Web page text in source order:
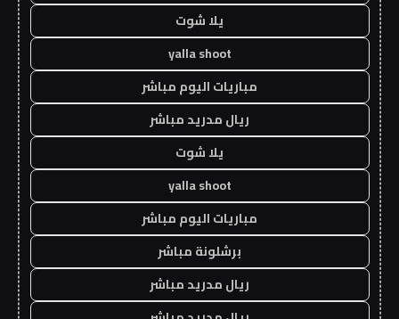
يلا شوت
yalla shoot
مباريات اليوم مباشر
ريال مدريد مباشر
يلا شوت
yalla shoot
مباريات اليوم مباشر
برشلونة مباشر
ريال مدريد مباشر